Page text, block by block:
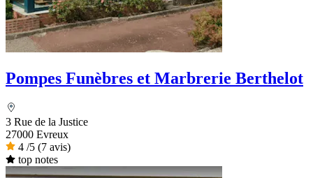
Pompes Funèbres et Marbrerie Berthelot
3 Rue de la Justice
27000 Evreux
4 /5 (7 avis)
top notes